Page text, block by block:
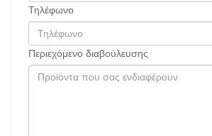
Τηλέφωνο
Περιεχόμενο διαβούλευσης